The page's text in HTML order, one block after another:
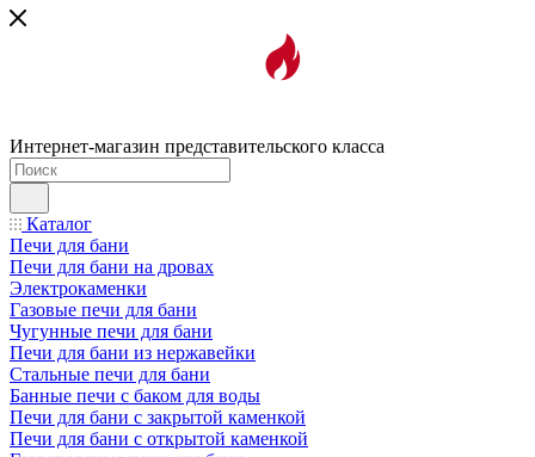
Интернет-магазин представительского класса
Каталог
Печи для бани
Печи для бани на дровах
Электрокаменки
Газовые печи для бани
Чугунные печи для бани
Печи для бани из нержавейки
Стальные печи для бани
Банные печи с баком для воды
Печи для бани с закрытой каменкой
Печи для бани с открытой каменкой